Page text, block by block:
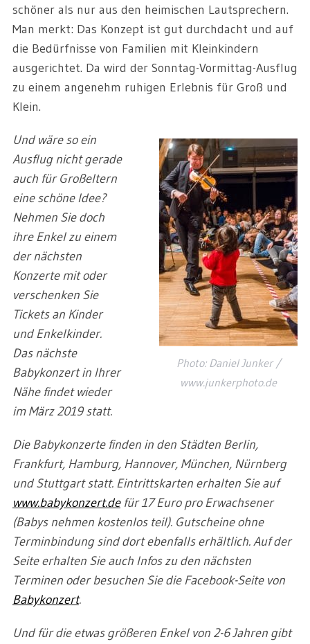
schöner als nur aus den heimischen Lautsprechern.
Man merkt: Das Konzept ist gut durchdacht und auf
die Bedürfnisse von Familien mit Kleinkindern
ausgerichtet. Da wird der Sonntag-Vormittag-Ausflug
zu einem angenehm ruhigen Erlebnis für Groß und
Klein.
Photo: Daniel Junker /
www.junkerphoto.de
Und wäre so ein
Ausflug nicht gerade
auch für Großeltern
eine schöne Idee?
Nehmen Sie doch
ihre Enkel zu einem
der nächsten
Konzerte mit oder
verschenken Sie
Tickets an Kinder
und Enkelkinder.
Das nächste
Babykonzert in Ihrer
Nähe findet wieder
im März 2019 statt.
Die Babykonzerte finden in den Städten Berlin,
Frankfurt, Hamburg, Hannover, München, Nürnberg
und Stuttgart statt. Eintrittskarten erhalten Sie auf
www.babykonzert.defür 17 Euro pro Erwachsener
(Babys nehmen kostenlos teil). Gutscheine ohne
Terminbindung sind dort ebenfalls erhältlich. Auf der
Seite erhalten Sie auch Infos zu den nächsten
Terminen oder besuchen Sie die Facebook-Seite von
Babykonzert.
Und für die etwas größeren Enkel von 2-6 Jahren gibt